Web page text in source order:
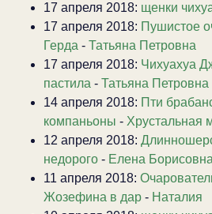
17 апреля 2018: щенки
17 апреля 2018: Пушистое
Герда - Татьяна Петровна
17 апреля 2018: Чихуахуа
пастила - Татьяна Петровна
14 апреля 2018: Пти
компаньоны - Хрустальная
12 апреля 2018:
недорого - Елена
11 апреля 2018:
Жозефина в дар - Наталия